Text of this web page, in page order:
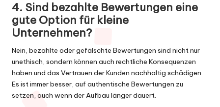
4. Sind bezahlte Bewertungen eine
gute Option für kleine
Unternehmen?
Nein, bezahlte oder gefälschte Bewertungen sind nicht nur
unethisch, sondern können auch rechtliche Konsequenzen
haben und das Vertrauen der Kunden nachhaltig schädigen.
Es ist immer besser, auf authentische Bewertungen zu
setzen, auch wenn der Aufbau länger dauert.